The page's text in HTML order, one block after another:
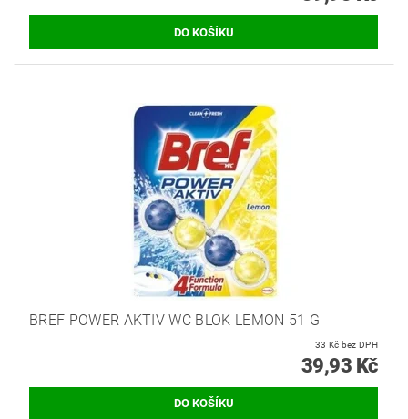
BREF POWER AKTIV WC BLOK LEMON 51 G
33 Kč bez DPH
39,93 Kč